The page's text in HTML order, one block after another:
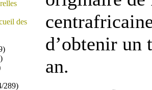
des
289)
d’obtenir un
an.